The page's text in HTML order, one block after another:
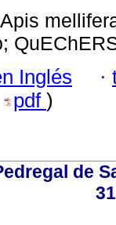
Apis
Inglés ·
pdf )
de